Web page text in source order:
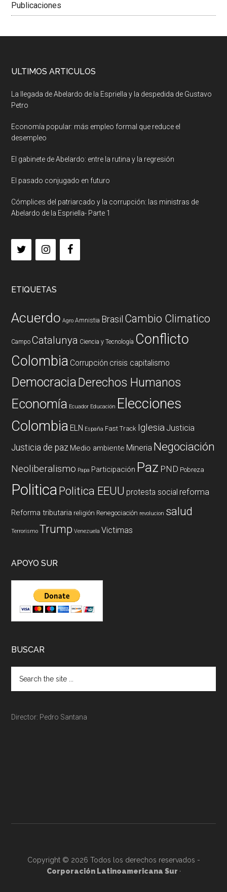
Publicaciones
ULTIMOS ARTICULOS
La llegada de Abelardo de la Espriella y la despedida de Gustavo
Petro
Economía popular: más empleo formal que reduce el
desempleo
El gabinete de Abelardo: entre la rutina y la regresión
El pasado conjugado en futuro
Cómplices del patriarcado y la corrupción: las ministras de
Abelardo de la Espriella- Parte 1
ETIQUETAS
Acuerdo Agro Amnistia Brasil Cambio Climatico
Campo Catalunya Ciencia y Tecnología Conflicto
Colombia Corrupción crisis capitalismo
DemocraciaDerechos Humanos
Economía Ecuador Educación Elecciones
Colombia ELN España Fast Track Iglesia Justicia
Justicia de paz Medio ambiente Mineria Negociación
Neoliberalismo Papa Participación Paz PND Pobreza
PoliticaPolitica EEUU protesta social reforma
Reforma tributaria religión Renegociación revolucion salud
Terrorismo Trump Venezuela Victimas
APOYO SUR
BUSCAR
Director: Pedro Santana
Copyright © 2026 Todos los derechos reservados -
Corporación Latinoamericana Sur ·